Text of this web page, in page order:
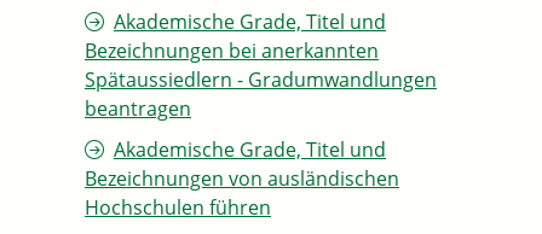
Akademische Grade, Titel und
Bezeichnungen bei anerkannten
Spätaussiedlern - Gradumwandlungen
beantragen
Akademische Grade, Titel und
Bezeichnungen von ausländischen
Hochschulen führen